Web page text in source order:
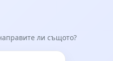
ли същото?